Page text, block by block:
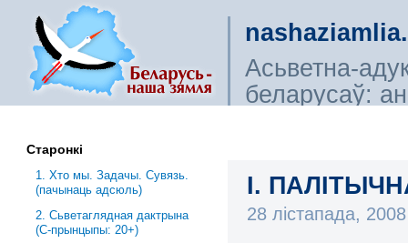
Асьветна-
беларусаў:
I.
28 лістапада,
Старонкі
1. Хто мы. Задачы. Сувязь.
(пачынаць адсюль)
2. Сьветаглядная дактрына
(С-прынцыпы: 20+)